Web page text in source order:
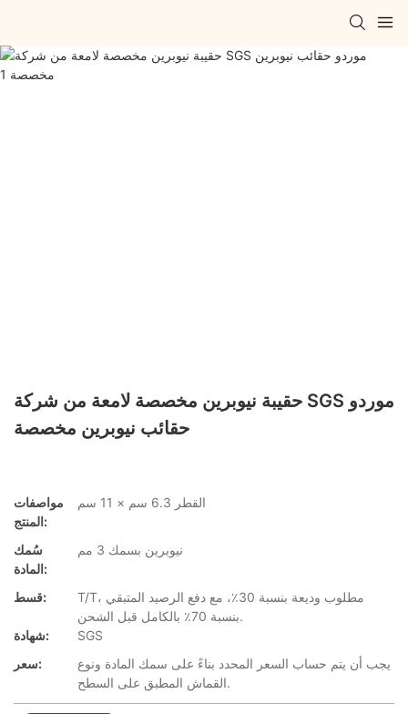
حقيبة نيوبرين مخصصة لامعة من شركة SGS موردو
حقائب نيوبرين مخصصة
مواصفات
المنتج:
القطر 6.3 سم × 11 سم
سُمك
المادة:
نيوبرين بسمك 3 مم
قسط:
T/T، مطلوب وديعة بنسبة 30٪، مع دفع الرصيد المتبقي
بنسبة 70٪ بالكامل قبل الشحن.
شهادة:
SGS
سعر:
يجب أن يتم حساب السعر المحدد بناءً على سمك المادة ونوع
القماش المطبق على السطح.